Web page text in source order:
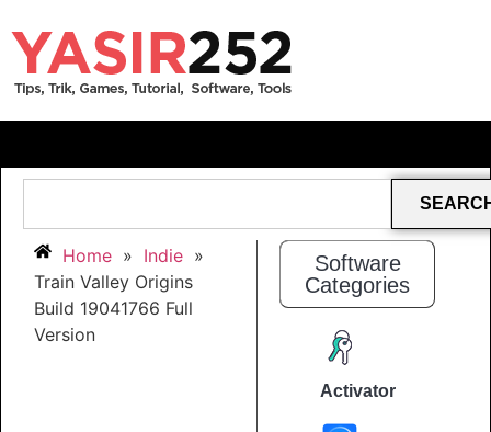
Home » Indie »
Train Valley Origins
Build 19041766 Full
Version
Software
Categories
Activator